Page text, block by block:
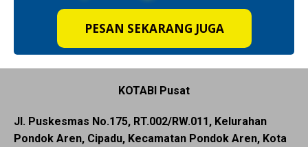
PESAN SEKARANG JUGA
KOTABI Pusat
Jl. Puskesmas No.175, RT.002/RW.011, Kelurahan
Pondok Aren, Cipadu, Kecamatan Pondok Aren, Kota